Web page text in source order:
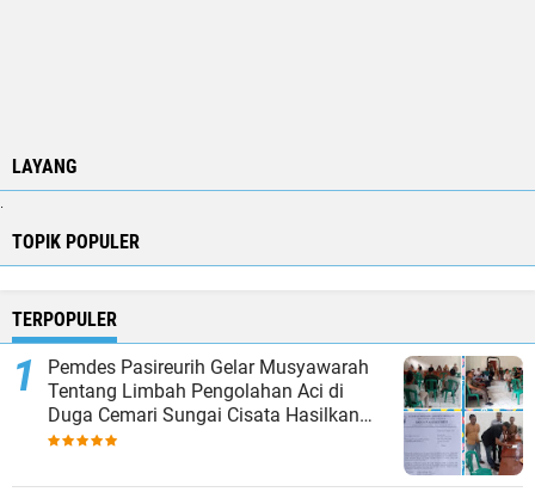
LAYANG
.
TOPIK POPULER
TERPOPULER
Pemdes Pasireurih Gelar Musyawarah
Tentang Limbah Pengolahan Aci di
Duga Cemari Sungai Cisata Hasilkan
Kesepakatan Tutup Sementara